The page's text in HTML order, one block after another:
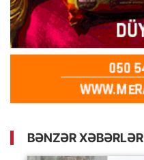
BƏNZƏR XƏBƏRLƏR